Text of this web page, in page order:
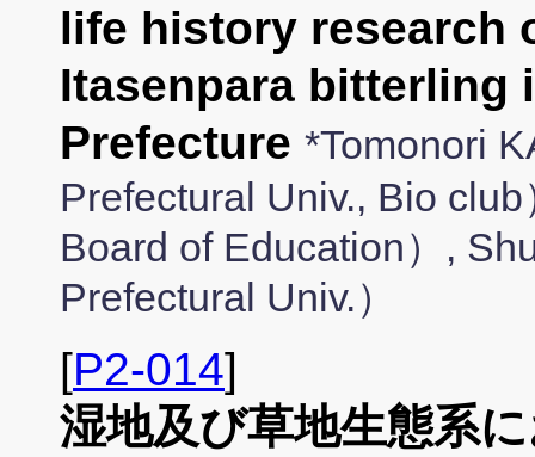
life history research
Itasenpara bitterling
Prefecture *Tomonori
Prefectural Univ., Bio
Board of Education）,
Prefectural Univ.）
[P2-014]
湿地及び草地生態系